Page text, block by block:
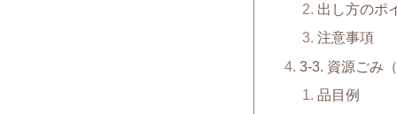
出し方のポ
注意事項
3-3. 資源ごみ
品目例